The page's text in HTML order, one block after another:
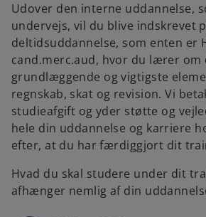
Udover den interne uddannelse,
undervejs, vil du blive indskrevet
deltidsuddannelse, som enten er
cand.merc.aud, hvor du lærer om
grundlæggende og vigtigste
regnskab, skat og revision. Vi
studieafgift og yder støtte og
hele din uddannelse og karriere
efter, at du har færdiggjort dit
Hvad du skal studere under dit
afhænger nemlig af din